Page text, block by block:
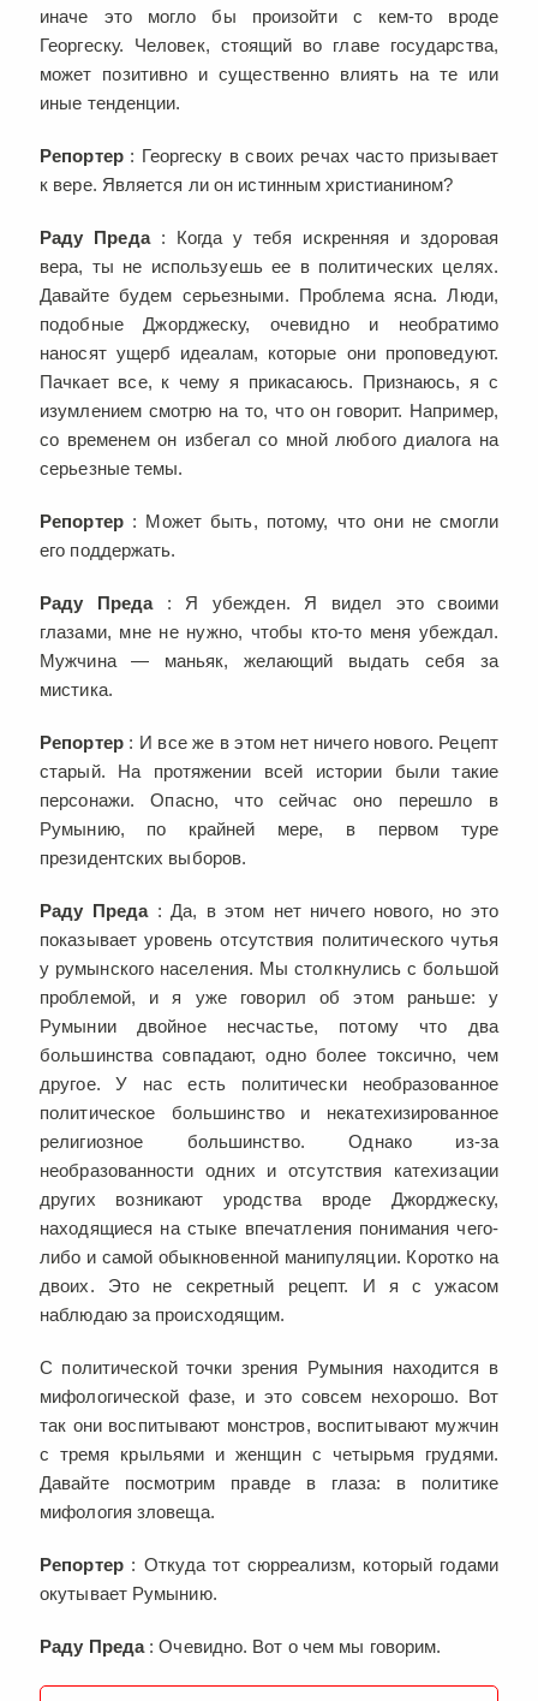
иначе это могло бы произойти с кем-то вроде
Георгеску. Человек, стоящий во главе государства,
может позитивно и существенно влиять на те или
иные тенденции.
Репортер: Георгеску в своих речах часто призывает
к вере. Является ли он истинным христианином?
Раду Преда: Когда у тебя искренняя и здоровая
вера, ты не используешь ее в политических целях.
Давайте будем серьезными. Проблема ясна. Люди,
подобные Джорджеску, очевидно и необратимо
наносят ущерб идеалам, которые они проповедуют.
Пачкает все, к чему я прикасаюсь. Признаюсь, я с
изумлением смотрю на то, что он говорит. Например,
со временем он избегал со мной любого диалога на
серьезные темы.
Репортер: Может быть, потому, что они не смогли
его поддержать.
Раду Преда: Я убежден. Я видел это своими
глазами, мне не нужно, чтобы кто-то меня убеждал.
Мужчина — маньяк, желающий выдать себя за
мистика.
Репортер: И все же в этом нет ничего нового. Рецепт
старый. На протяжении всей истории были такие
персонажи. Опасно, что сейчас оно перешло в
Румынию, по крайней мере, в первом туре
президентских выборов.
Раду Преда: Да, в этом нет ничего нового, но это
показывает уровень отсутствия политического чутья
у румынского населения. Мы столкнулись с большой
проблемой, и я уже говорил об этом раньше: у
Румынии двойное несчастье, потому что два
большинства совпадают, одно более токсично, чем
другое. У нас есть политически необразованное
политическое большинство и некатехизированное
религиозное большинство. Однако из-за
необразованности одних и отсутствия катехизации
других возникают уродства вроде Джорджеску,
находящиеся на стыке впечатления понимания чего-
либо и самой обыкновенной манипуляции. Коротко на
двоих. Это не секретный рецепт. И я с ужасом
наблюдаю за происходящим.
С политической точки зрения Румыния находится в
мифологической фазе, и это совсем нехорошо. Вот
так они воспитывают монстров, воспитывают мужчин
с тремя крыльями и женщин с четырьмя грудями.
Давайте посмотрим правде в глаза: в политике
мифология зловеща.
Репортер: Откуда тот сюрреализм, который годами
окутывает Румынию.
Раду Преда: Очевидно. Вот о чем мы говорим.